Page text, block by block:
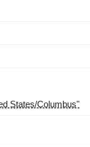
States/Columbus"